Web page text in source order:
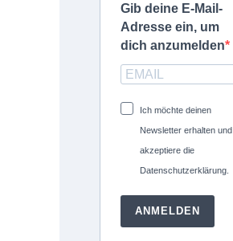
Gib deine E-Mail-
Adresse ein, um
dich anzumelden
Ich möchte deinen
Newsletter erhalten und
akzeptiere die
Datenschutzerklärung.
ANMELDEN